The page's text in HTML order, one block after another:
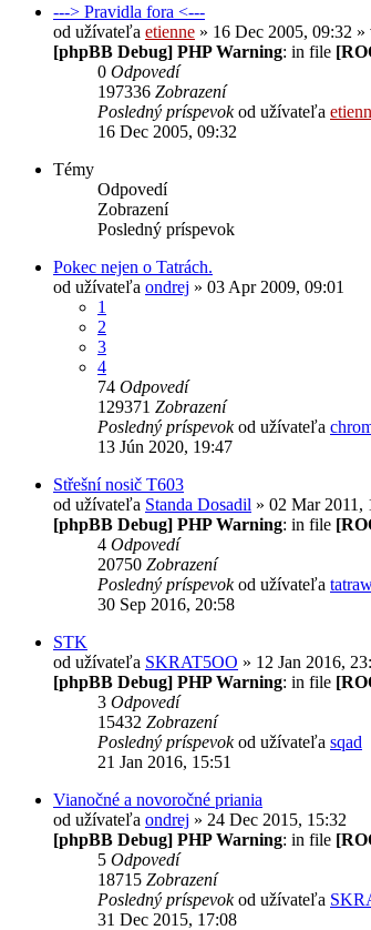
---> Pravidla fora <---
od užívateľa etienne » 16 Dec 2005, 09:32 »
[phpBB Debug] PHP Warning: in file
0 Odpovedí
197336 Zobrazení
Posledný príspevokod užívateľa
16 Dec 2005, 09:32
Témy
Odpovedí
Zobrazení
Posledný príspevok
Pokec nejen o Tatrách.
od užívateľa ondrej » 03 Apr 2009, 09:01
1
2
3
4
74 Odpovedí
129371 Zobrazení
Posledný príspevokod užívateľa
13 Jún 2020, 19:47
Střešní nosič T603
od užívateľa Standa Dosadil » 02 Mar 2011,
[phpBB Debug] PHP Warning: in file
4 Odpovedí
20750 Zobrazení
Posledný príspevokod užívateľa
30 Sep 2016, 20:58
STK
od užívateľa SKRAT5OO » 12 Jan 2016,
[phpBB Debug] PHP Warning: in file
3 Odpovedí
15432 Zobrazení
Posledný príspevokod užívateľa sqad
21 Jan 2016, 15:51
Vianočné a novoročné priania
od užívateľa ondrej » 24 Dec 2015, 15:32
[phpBB Debug] PHP Warning: in file
5 Odpovedí
18715 Zobrazení
Posledný príspevokod užívateľa
31 Dec 2015, 17:08